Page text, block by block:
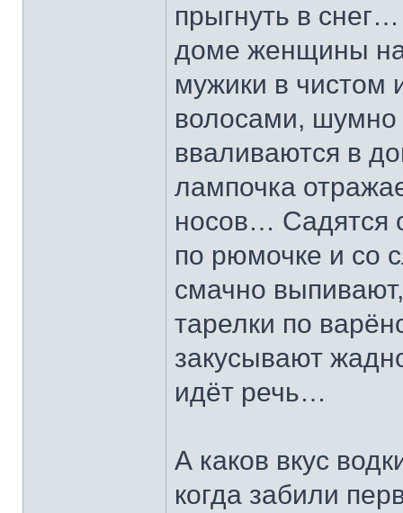
прыгнуть в
доме женщины
мужики в чистом
волосами, шумно
вваливаются в
лампочка
носов… Садятся
по рюмочке и со
смачно
тарелки по
закусывают
идёт речь…
А каков вкус
когда забили